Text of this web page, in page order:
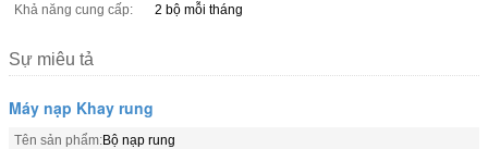
Khả năng cung cấp:
2 bộ mỗi tháng
Sự miêu tả
Máy nạp Khay rung
Tên sản phẩm:Bộ nạp rung